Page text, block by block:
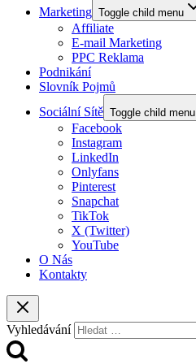
Marketing Toggle child menu
Affiliate
E-mail Marketing
PPC Reklama
Podnikání
Slovník Pojmů
Sociální Sítě Toggle child menu
Facebook
Instagram
LinkedIn
Onlyfans
Pinterest
Snapchat
TikTok
X (Twitter)
YouTube
O Nás
Kontakty
Vyhledávání